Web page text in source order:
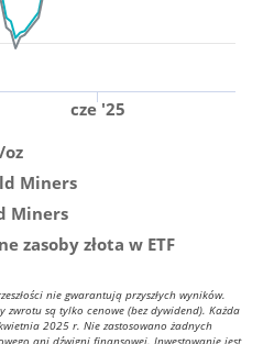
oz
Miners
Miners
zasoby złota w ETF
cze '25
nie gwarantują przyszłych wyników.
zwrotu są tylko cenowe (bez dywidend). Każda
2025 r. Nie zastosowano żadnych
ani dźwigni finansowej. Inwestowanie jest